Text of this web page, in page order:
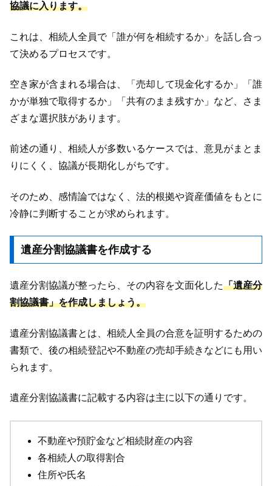
協議に入ります。
これは、相続人全員で「誰が何を相続するか」を話し合っ
て決めるプロセスです。
空き家が含まれる場合は、「売却して現金化するか」「誰
かが単独で取得するか」「共有のまま残すか」など、さま
ざまな選択肢があります。
前述の通り、相続人が多数いるケースでは、意見がまとま
りにくく、協議が長期化しがちです。
そのため、感情論ではなく、法的根拠や資産価値をもとに
冷静に判断することが求められます。
遺産分割協議書を作成する
遺産分割協議が整ったら、その内容を文面化した「遺産分
割協議書」を作成しましょう。
遺産分割協議書とは、相続人全員の合意を証明するための
書類で、後の相続登記や不動産の売却手続きなどにも用い
られます。
遺産分割協議書に記載する内容は主に以下の通りです。
不動産や預貯金など相続財産の内容
各相続人の取得割合
住所や氏名